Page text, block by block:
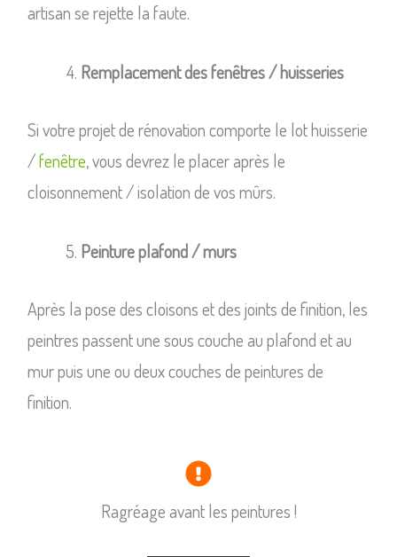
artisan se rejette la faute.
Remplacement des fenêtres / huisseries
Si votre projet de rénovation comporte le lot huisserie
/fenêtre, vous devrez le placer après le
cloisonnement / isolation de vos mûrs.
Peinture plafond / murs
Après la pose des cloisons et des joints de finition, les
peintres passent une sous couche au plafond et au
mur puis une ou deux couches de peintures de
finition.
Ragréage avant les peintures !